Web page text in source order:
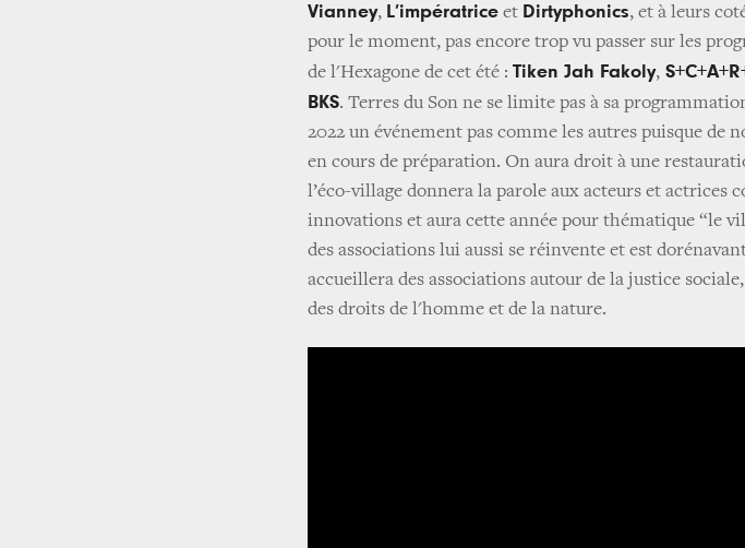
Vianney, L’impératrice et Dirtyphonics, et à leurs
pour le moment, pas encore trop vu passer sur les
de l'Hexagone de cet été : Tiken Jah Fakoly,
BKS. Terres du Son ne se limite pas à sa
2022 un événement pas comme les autres puisque de
en cours de préparation. On aura droit à une
l’éco-village donnera la parole aux acteurs et actrices
innovations et aura cette année pour thématique “le
des associations lui aussi se réinvente et est
accueillera des associations autour de la justice
des droits de l'homme et de la nature.